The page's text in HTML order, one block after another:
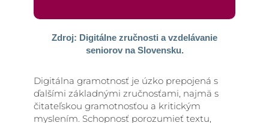
Zdroj: Digitálne zručnosti a vzdelávanie
seniorov na Slovensku.
Digitálna gramotnosť je úzko prepojená s
ďalšími základnými zručnosťami, najmä s
čitateľskou gramotnosťou a kritickým
myslením. Schopnosť porozumieť textu,